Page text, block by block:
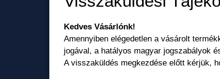
Kedves Vásárlónk!
Amennyiben elégedetlen a vásárolt
jogával, a hatályos magyar jogszabályok
A visszaküldés megkezdése előtt kérjük,